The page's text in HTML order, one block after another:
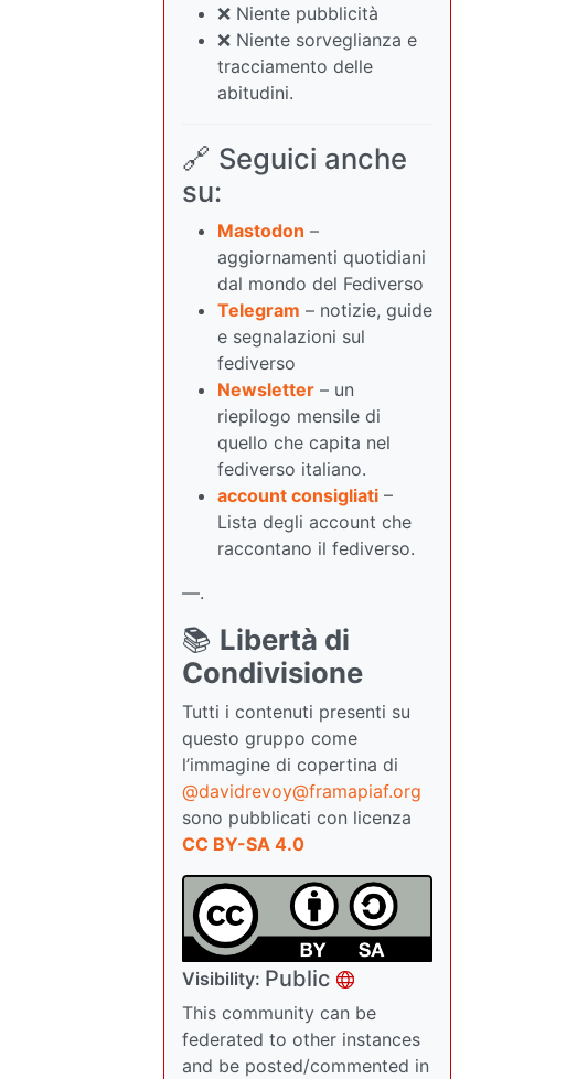
❌ Niente pubblicità
❌ Niente sorveglianza e
tracciamento delle
abitudini.
🔗 Seguici anche
su:
Mastodon –
aggiornamenti quotidiani
dal mondo del Fediverso
Telegram – notizie, guide
e segnalazioni sul
fediverso
Newsletter – un
riepilogo mensile di
quello che capita nel
fediverso italiano.
account consigliati –
Lista degli account che
raccontano il fediverso.
—.
📚 Libertà di
Condivisione
Tutti i contenuti presenti su
questo gruppo come
l’immagine di copertina di
@davidrevoy@framapiaf.org
sono pubblicati con licenza
CC BY-SA 4.0
Visibility: Public
This community can be
federated to other instances
and be posted/commented in